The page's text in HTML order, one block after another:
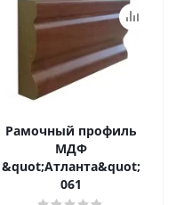
Рамочный профиль
МДФ
&quot;Атланта&quot;
061